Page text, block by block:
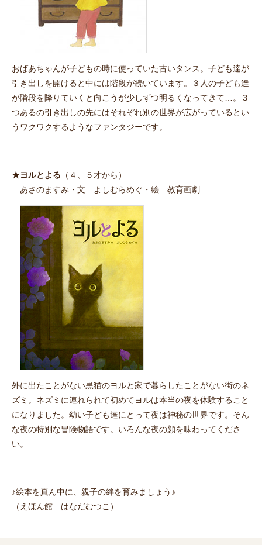
おばあちゃんが子どもの時に使っていた古いタンス。子ども達が
引き出しを開けると中には階段が続いています。３人の子ども達
が階段を降りていくと向こうが少しずつ明るくなってきて…。３
つあるの引き出しの先にはそれぞれ別の世界が広がっているとい
うワクワクするようなファンタジーです。
★ヨルとよる （４、５才から）
あさのますみ・文 よしむらめぐ・絵 教育画劇
外に出たことがない黒猫のヨルと家で暮らしたことがない街のネ
ズミ。ネズミに連れられて初めてヨルは本当の夜を体験すること
になりました。幼い子ども達にとって夜は神秘の世界です。そん
な夜の特別な冒険物語です。いろんな夜の顔を味わってくださ
い。
♪絵本を真ん中に、親子の絆を育みましょう♪
（ えほん館 はなだむつこ）